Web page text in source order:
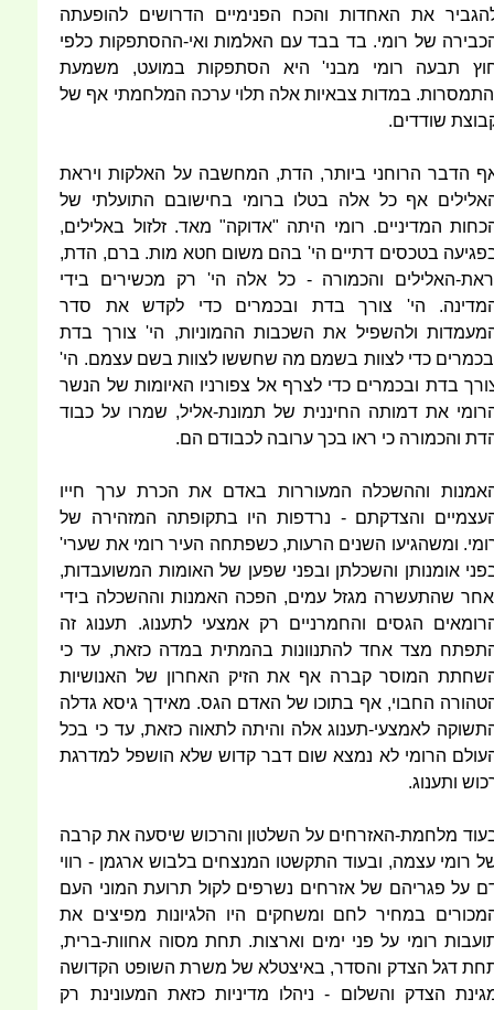
את האחדות והכח הפנימיים הדרושים להופעתה
של רומי. בד בבד עם האלמות ואי-ההסתפקות כלפי
תבעה רומי מבני' היא הסתפקות במועט, משמעת
במדות צבאיות אלה תלוי ערכה המלחמתי אף של
שודדים.
הדבר הרוחני ביותר, הדת, המחשבה על האלקות ויראת
אף כל אלה בטלו ברומי בחישובם התועלתי של
המדיניים. רומי היתה "אדוקה" מאד. זלזול באלילים,
בטכסים דתיים הי' בהם משום חטא מות. ברם, הדת,
האלילים והכמורה - כל אלה הי' רק מכשירים בידי
הי' צורך בדת ובכמרים כדי לקדש את סדר
ולהשפיל את השכבות ההמוניות, הי' צורך בדת
כדי לצוות בשמם מה שחששו לצוות בשם עצמם. הי'
בדת ובכמרים כדי לצרף אל צפורניו האיומות של הנשר
את דמותה החיננית של תמונת-אליל, שמרו על כבוד
והכמורה כי ראו בכך ערובה לכבודם הם.
וההשכלה המעוררות באדם את הכרת ערך חייו
והצדקתם - נרדפות היו בתקופתה המזהירה של
ומשהגיעו השנים הרעות, כשפתחה העיר רומי את שערי'
אומנותן והשכלתן ובפני שפען של האומות המשועבדות,
שהתעשרה מגזל עמים, הפכה האמנות וההשכלה בידי
הגסים והחמרניים רק אמצעי לתענוג. תענוג זה
מצד אחד להתנוונות בהמתית במדה כזאת, עד כי
המוסר קברה אף את הזיק האחרון של האנושיות
החבוי, אף בתוכו של האדם הגס. מאידך גיסא גדלה
לאמצעי-תענוג אלה והיתה לתאוה כזאת, עד כי בכל
הרומי לא נמצא שום דבר קדוש שלא הושפל למדרגת
ותענוג.
מלחמת-האזרחים על השלטון והרכוש שיסעה את קרבה
רומי עצמה, ובעוד התקשטו המנצחים בלבוש ארגמן - רווי
על פגריהם של אזרחים נשרפים לקול תרועת המוני העם
במחיר לחם ומשחקים היו הלגיונות מפיצים את
רומי על פני ימים וארצות. תחת מסוה אחוות-ברית,
דגל הצדק והסדר, באיצטלא של משרת השופט הקדושה
הצדק והשלום - ניהלו מדיניות כזאת המעונינת רק